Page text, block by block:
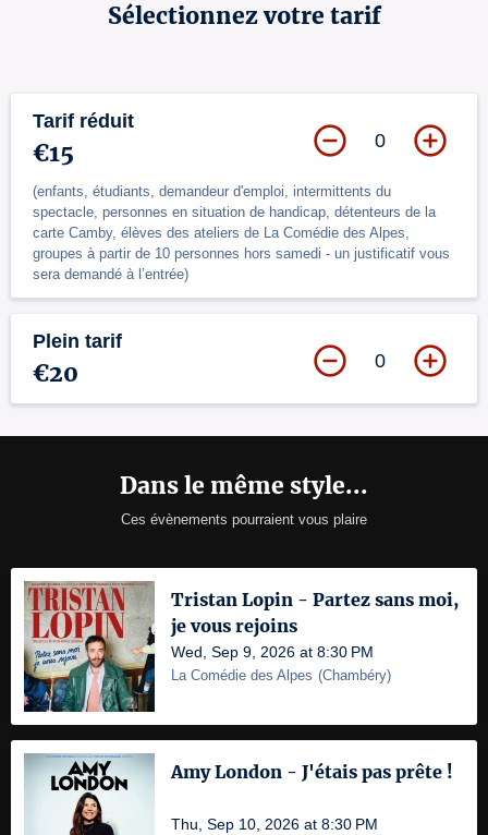
Sélectionnez votre tarif
Tarif réduit
€15
(enfants, étudiants, demandeur d'emploi, intermittents du
spectacle, personnes en situation de handicap, détenteurs de la
carte Camby, élèves des ateliers de La Comédie des Alpes,
groupes à partir de 10 personnes hors samedi - un justificatif vous
sera demandé à l’entrée)
0
Plein tarif
€20 0
Dans le même style...
Ces évènements pourraient vous plaire
Tristan Lopin - Partez sans moi,
je vous rejoins
Wed, Sep 9, 2026 at 8:30 PM
La Comédie des Alpes (Chambéry)
Amy London - J'étais pas prête !
Thu, Sep 10, 2026 at 8:30 PM